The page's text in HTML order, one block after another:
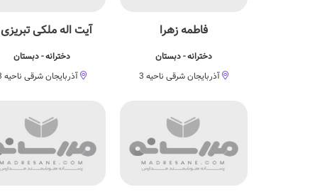
فاطمه زهرا
دخترانه - دبستان
آذربایجان شرقی ناحیه 3
آیت اله ملکی تبریزی 2
دخترانه - دبستان
آذربایجان شرقی ناحیه 3